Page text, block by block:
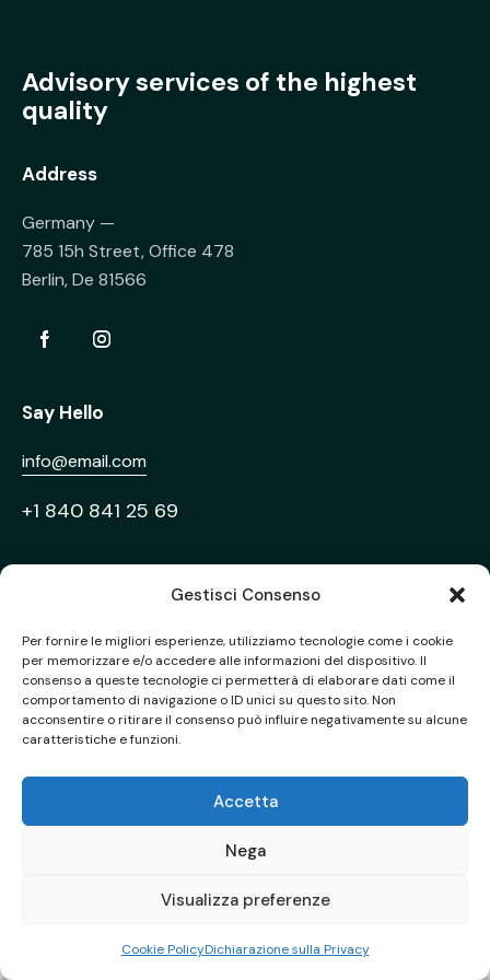
Gestisci Consenso
Per fornire le migliori esperienze, utilizziamo tecnologie come i cookie
per memorizzare e/o accedere alle informazioni del dispositivo. Il
consenso a queste tecnologie ci permetterà di elaborare dati come il
comportamento di navigazione o ID unici su questo sito. Non
acconsentire o ritirare il consenso può influire negativamente su alcune
caratteristiche e funzioni.
Accetta
Nega
Visualizza preferenze
Cookie PolicyDichiarazione sulla Privacy
Advisory services of the highest
quality
Address
Germany —
785 15h Street, Office 478
Berlin, De 81566
Say Hello
info@email.com
+1 840 841 25 69
AncoraThemes© {{Y}}. All Rights Reserved.